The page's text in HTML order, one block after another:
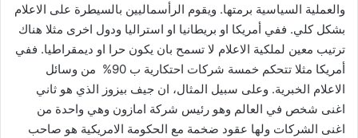
والعملية السياسية برمتها. ويقوم الرأسماليين بالسيطرة على الاعلام
بشكل كلي. ففي أمريكا او بريطانيا او استراليا ودول اخرى مثلا هناك
ترتيب معين لملكية الاعلام لا تسمح بان يكون حرا او ديمقراطيا. ففي
أمريكا مثلا تتحكم خمسة شركات احتكارية ب 90% من وسائل
الاعلام الخبرية. وعلى سبيل المثال، ان جيف بيزوز الذي هو ثاني
اغنى شخص في العالم وهو رئيس شركة امازون وهي واحدة من
اغنى الشركات ولها عقود ضخمة مع الحكومة الامريكية هو صاحب